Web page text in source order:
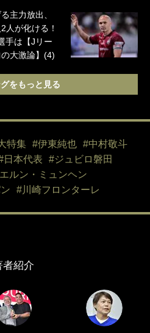
主力放出、
人が化ける！
手は【Jリー
大激論】(4)
をもっと見る
特集 #伊東純也
#中村敬斗
日本代表
#ジュビロ磐田
ルン・ミュンヘン
#川崎フロンターレ
者紹介